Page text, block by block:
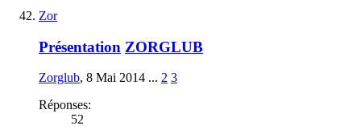
Zor
Présentation ZORGLUB
Zorglub, 8 Mai 2014 ... 2 3
Réponses:
52